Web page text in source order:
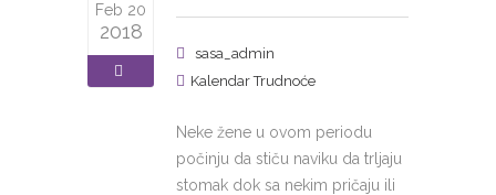
Feb 20
2018
sasa_admin
Kalendar Trudnoće
Neke žene u ovom periodu
počinju da stiču naviku da trljaju
stomak dok sa nekim pričaju ili